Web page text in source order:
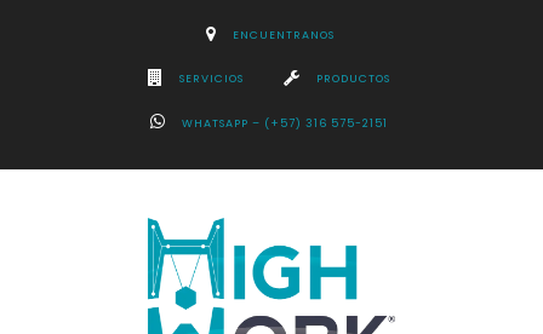
ENCUENTRANOS
SERVICIOS PRODUCTOS
WHATSAPP – (+57) 316 575-2151